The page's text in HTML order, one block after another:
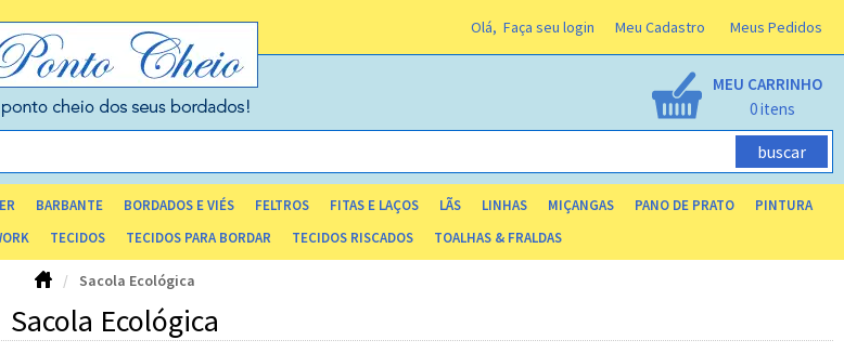
Olá, Faça seu login Meu Cadastro Meus Pedidos
MEU CARRINHO
BARBANTE BORDADOS E VIÉS FELTROS FITAS E LAÇOS LÃS LINHAS MIÇANGAS PANO DE PRATO
PINTURA
TECIDOS TECIDOS PARA BORDAR TECIDOS RISCADOS TOALHAS & FRALDAS
0
Sacola Ecológica
Sacola Ecológica